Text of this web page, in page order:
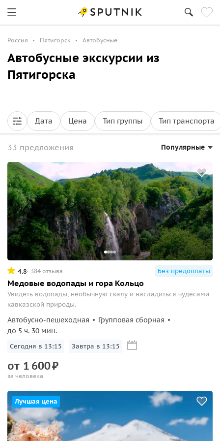
Россия Пятигорск Автобусные
Автобусные экскурсии из
Пятигорска
Дата Цена Тип группы Тип транспорта
33 предложения Популярные
4.8 384 отзыва Без предоплаты
Медовые водопады и гора Кольцо
Увидеть водопады, необычную скалу и насладиться чудесами
кавказской природы.
Автобусно-пешеходная
Групповая сборная
до 5 ч. 30 мин.
Сегодня в 13:15 Завтра в 13:15
от 1 600₽
за человека
Лучшая цена